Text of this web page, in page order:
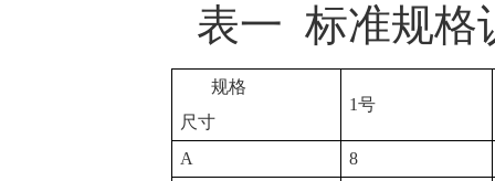
表一 标准规格
规格
尺寸
1号
A
8